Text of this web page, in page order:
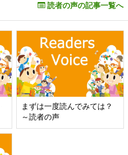
読者の声の記事一覧へ
まずは一度読んでみては？
～読者の声